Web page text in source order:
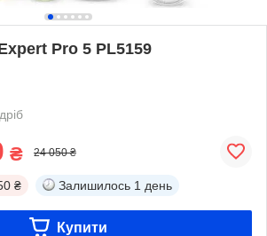
Pro 5 PL5159
₴ 24 050 ₴
₴ Залишилось 1 день
Купити